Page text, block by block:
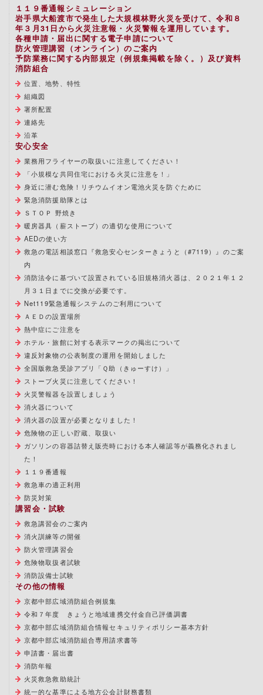
１１９番通報シミュレーション
岩手県大船渡市で発生した大規模林野火災を受けて、令和８
年３月31日から火災注意報・火災警報を運用しています。
各種申請・届出に関する電子申請について
防火管理講習（オンライン）のご案内
予防業務に関する内部規定（例規集掲載を除く。）及び資料
消防組合
位置、地勢、特性
組織図
署所配置
連絡先
沿革
安心安全
業務用フライヤーの取扱いに注意してください！
「小規模な共同住宅における火災に注意を！」
身近に潜む危険！リチウムイオン電池火災を防ぐために
緊急消防援助隊とは
ＳＴＯＰ 野焼き
暖房器具（薪ストーブ）の適切な使用について
AEDの使い方
救急の電話相談窓口『救急安心センターきょうと（#7119）』のご案
内
消防法令に基づいて設置されている旧規格消火器は、２０２１年１２
月３１日までに交換が必要です。
Net119緊急通報システムのご利用について
ＡＥＤの設置場所
熱中症にご注意を
ホテル・旅館に対する表示マークの掲出について
違反対象物の公表制度の運用を開始しました
全国版救急受診アプリ「Ｑ助（きゅーすけ）」
ストーブ火災に注意してください！
火災警報器を設置しましょう
消火器について
消火器の設置が必要となりました！
危険物の正しい貯蔵、取扱い
ガソリンの容器詰替え販売時における本人確認等が義務化されまし
た！
１１９番通報
救急車の適正利用
防災対策
講習会・試験
救急講習会のご案内
消火訓練等の開催
防火管理講習会
危険物取扱者試験
消防設備士試験
その他の情報
京都中部広域消防組合例規集
令和７年度 きょうと地域連携交付金自己評価調書
京都中部広域消防組合情報セキュリティポリシー基本方針
京都中部広域消防組合専用請求書等
申請書・届出書
消防年報
火災救急救助統計
統一的な基準による地方公会計財務書類